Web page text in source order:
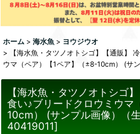
ホーム > 海水魚 > ヨウジウオ
>
【海水魚・タツノオトシゴ】【通販】
ウマ（ペア）【1ペア】（±8-10cm） (サ
【海水魚・タツノオトシゴ
食い♪ブリードクロウミウマ
10cm） (サンプル画像）（
40419011]